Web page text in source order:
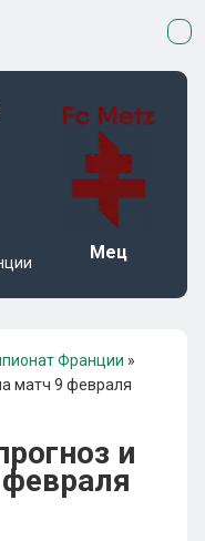
Мец
Франции »
матч 9 февраля
и